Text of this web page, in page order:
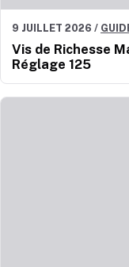
9 JUILLET 2026 /
Vis de Richesse
Réglage 125